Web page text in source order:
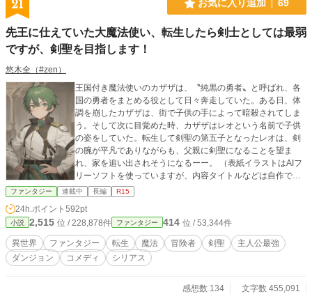
ディアを出してもらっています。
21 お気に入り追加 69
先王に仕えていた大魔法使い、転生したら剣士としては最弱
ですが、剣聖を目指します！
悠木全（#zen）
王国付き魔法使いのカザザは、〝純黒の勇者〟と呼ばれ、各
国の勇者をまとめる役として日々奔走していた。ある日、体
調を崩したカザザは、街で子供の手によって暗殺されてしま
う。そして次に目覚めた時、カザザはレオという名前で子供
の姿をしていた。転生して剣聖の第五子となったレオは、剣
の腕が平凡でありながらも、父親に剣聖になることを望ま
れ、家を追い出されそうになるーー。 （表紙イラストはAIフ
リーソフトを使っていますが、内容タイトルなどは自作で
す）
ファンタジー 連載中 長編 R15
24h.ポイント 592pt
小説 2,515 位 / 228,878件 ファンタジー 414 位 / 53,344件
異世界 ファンタジー 転生 魔法 冒険者 剣聖
主人公最強
ダンジョン
コメディ シリアス
感想数 134
文字数 455,091